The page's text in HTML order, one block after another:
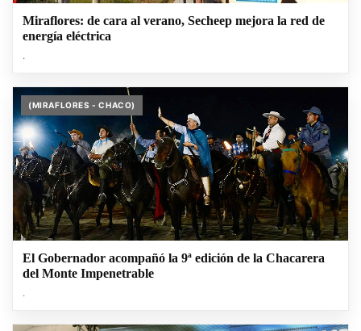
Miraflores: de cara al verano, Secheep mejora la red de
energía eléctrica
.
(MIRAFLORES - CHACO)
El Gobernador acompañó la 9ª edición de la Chacarera
del Monte Impenetrable
.